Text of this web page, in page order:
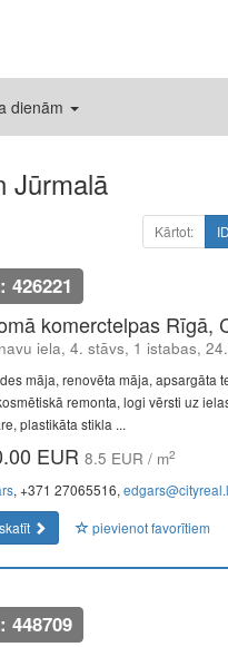
dienām
Jūrmalā
Kārtot: ID
426221
komerctelpas Rīgā,
iela, 4. stāvs, 1 istabas,
māja, renovēta māja, apsargāta
remonta, logi vērsti uz
plastikāta stikla ...
EUR 8.5 EUR / m2
, +371 27065516,
pievienot favorītiem
448709